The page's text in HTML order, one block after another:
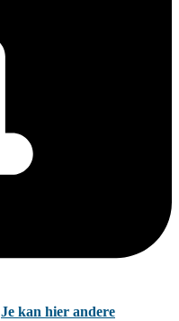
Je kan hier andere